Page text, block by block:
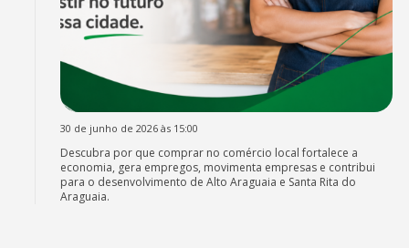
30 de junho de 2026 às 15:00
Descubra por que comprar no comércio local fortalece a
economia, gera empregos, movimenta empresas e contribui
para o desenvolvimento de Alto Araguaia e Santa Rita do
Araguaia.